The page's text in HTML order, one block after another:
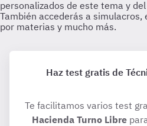
Haz test gratis de
Te facilitamos varios test
Hacienda Turno Libre